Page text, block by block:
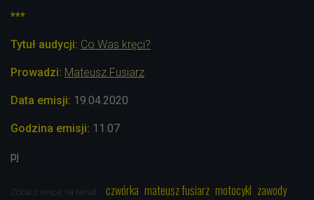
***
Tytuł audycji: Co Was kręci?
Prowadzi: Mateusz Fusiarz
Data emisji: 19.04.2020
Godzina emisji: 11.07
pj
Zobacz więcej na temat: czwórka mateusz fusiarz motocykl zawody